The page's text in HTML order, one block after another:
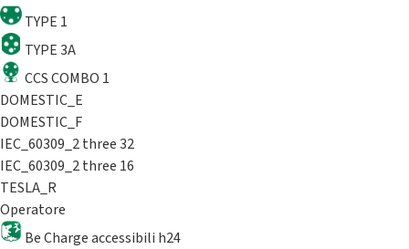
TYPE 1
TYPE 3A
CCS COMBO 1
DOMESTIC_E
DOMESTIC_F
IEC_60309_2 three 32
IEC_60309_2 three 16
TESLA_R
Operatore
Be Charge accessibili h24